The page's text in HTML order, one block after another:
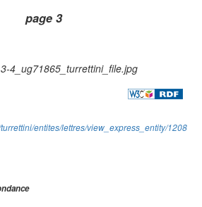
page 3
4_ug71865_turrettini_file.jpg
entites/lettres/view_express_entity/1208